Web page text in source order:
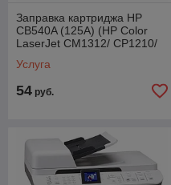
Заправка картриджа HP
CB540A (125A) (HP Color
LaserJet CM1312/ CP1210/
CP1518)
Услуга
54 руб.